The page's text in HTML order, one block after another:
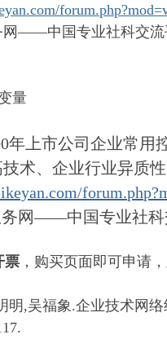
网——中国专业社科交流
量
年上市公司企业常
术、企业行业异质性
务网——中国专业社科
票 ，购买页面即可申请
明,吴福象.企业技术网